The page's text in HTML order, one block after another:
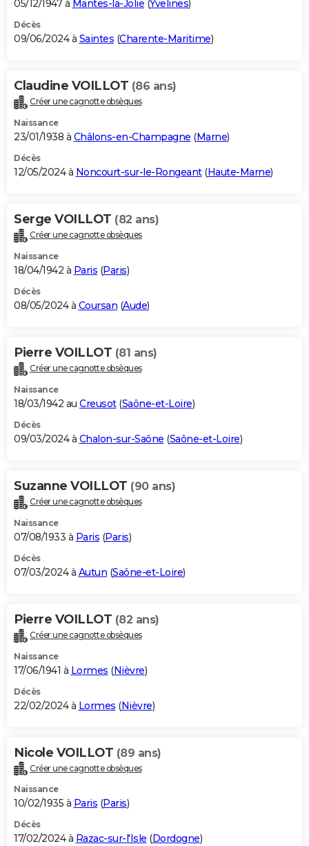
05/12/1947 à Mantes-la-Jolie (Yvelines)
Décès
09/06/2024 à Saintes (Charente-Maritime)
Claudine VOILLOT (86 ans)
Créer une cagnotte obsèques
Naissance
23/01/1938 à Châlons-en-Champagne (Marne)
Décès
12/05/2024 à Noncourt-sur-le-Rongeant(Haute-Marne)
Serge VOILLOT (82 ans)
Créer une cagnotte obsèques
Naissance
18/04/1942 à Paris (Paris)
Décès
08/05/2024 à Coursan (Aude)
Pierre VOILLOT (81 ans)
Créer une cagnotte obsèques
Naissance
18/03/1942 au Creusot(Saône-et-Loire)
Décès
09/03/2024 à Chalon-sur-Saône (Saône-et-Loire)
Suzanne VOILLOT (90 ans)
Créer une cagnotte obsèques
Naissance
07/08/1933 à Paris (Paris)
Décès
07/03/2024 à Autun (Saône-et-Loire)
Pierre VOILLOT (82 ans)
Créer une cagnotte obsèques
Naissance
17/06/1941 à Lormes (Nièvre)
Décès
22/02/2024 à Lormes (Nièvre)
Nicole VOILLOT (89 ans)
Créer une cagnotte obsèques
Naissance
10/02/1935 à Paris (Paris)
Décès
17/02/2024 à Razac-sur-l'Isle (Dordogne)